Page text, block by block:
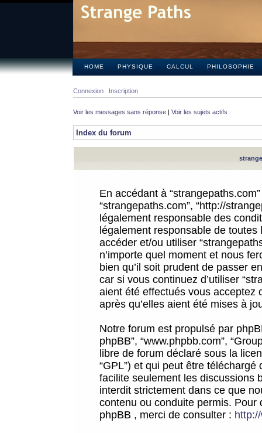
HOME PHYSIQUE CALCUL PHILOSOPHIE
Connexion Inscription
Voir les messages sans réponse | Voir les sujets actifs
Index du forum
En accédant à
“strangepaths.com”, “http://
légalement responsable des
légalement responsable de
accéder et/ou utiliser
n’importe quel moment et nous
bien qu’il soit prudent de passer
car si vous continuez d’utiliser
aient été effectués vous acceptez
après qu’elles aient été mises à
Notre forum est propulsé par
phpBB”, “www.phpbb.com”,
libre de forum déclaré sous la
“GPL”) et qui peut être téléchargé
facilite seulement les discussions
interdit strictement dans ce que
contenu ou conduite permis.
phpBB , merci de consulter :